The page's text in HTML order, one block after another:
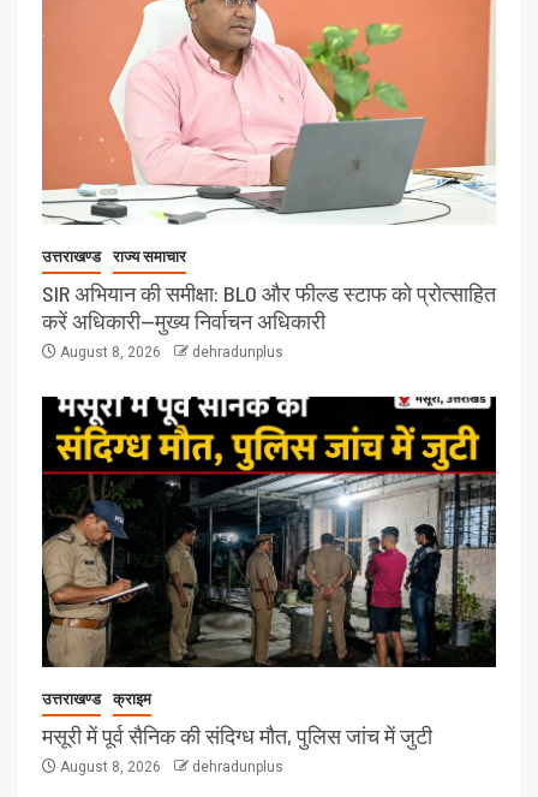
उत्तराखण्ड राज्य समाचार
SIR अभियान की समीक्षा: BLO और फील्ड स्टाफ को प्रोत्साहित
करें अधिकारी—मुख्य निर्वाचन अधिकारी
August 8, 2026 dehradunplus
उत्तराखण्ड क्राइम
मसूरी में पूर्व सैनिक की संदिग्ध मौत, पुलिस जांच में जुटी
August 8, 2026 dehradunplus